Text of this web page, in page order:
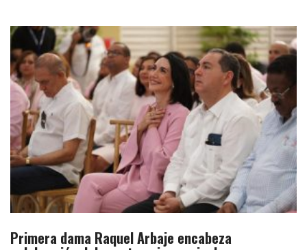
Primera dama Raquel Arbaje encabeza